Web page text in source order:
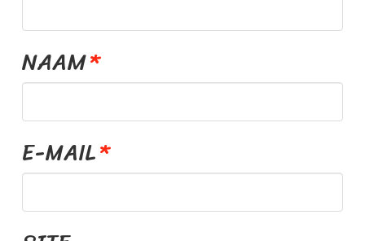
.
N
L
NAAM*
E-MAIL*